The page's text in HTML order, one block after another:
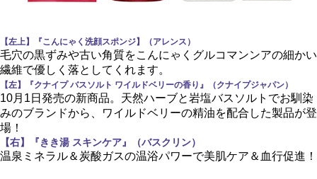
【左上】『こんにゃく洗顔スポンジ】（アレンス）
毛穴の黒ずみや古い角質をこんにゃくグルコマンンアの細かい
繊維で優しく落としてくれます。
【左】『クナイプ バスソルト ワイルドベリーの香り』（クナイプジャパン）
10月1日発売の新商品。天然ハーブと岩塩バスソルトでお馴染
みのブランドから、ワイルドベリーの精油を配合した製品が登
場！
【右】『きき湯 スキンケア』（バスクリン）
温泉ミネラル＆炭酸ガスの温浴パワーで美肌ケア＆血行促進！